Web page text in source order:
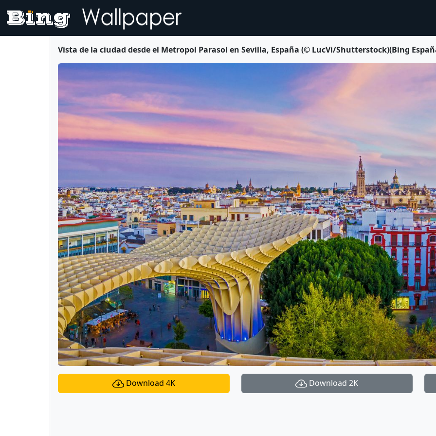
Vista de la ciudad desde el Metropol Parasol en Sevilla, España (© LucVi/Shutterstock)(Bing
Download 4K Download 2K